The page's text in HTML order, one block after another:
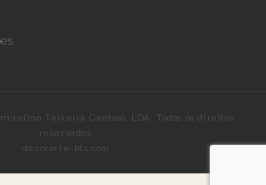
Teixeira Cardoso, LDA. Todos os direitos
reservados.
decorarte-btc.com